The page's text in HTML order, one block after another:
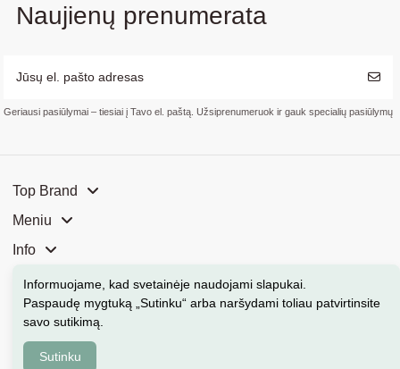
Naujienų prenumerata
Geriausi pasiūlymai – tiesiai į Tavo el. paštą. Užsiprenumeruok ir gauk specialių pasiūlymų
Top Brand
Meniu
Info
Mūsų parduotuvės
Kontaktai
Kosmeka.lt © 2026 Visos teisės saugomos
Informuojame, kad svetainėje naudojami slapukai
Paspaudę mygtuką „Sutinku“ arba naršydami toliau patvirtinsite
savo sutikimą.
Sutinku